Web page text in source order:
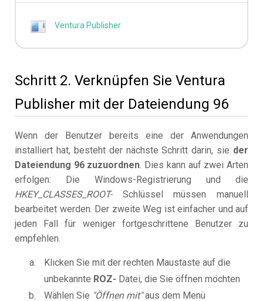
Ventura Publisher
Schritt 2. Verknüpfen Sie Ventura
Publisher mit der Dateiendung 96
Wenn der Benutzer bereits eine der Anwendungen
installiert hat, besteht der nächste Schritt darin, sie der
Dateiendung 96 zuzuordnen. Dies kann auf zwei Arten
erfolgen: Die Windows-Registrierung und die
HKEY_CLASSES_ROOT-Schlüssel müssen manuell
bearbeitet werden. Der zweite Weg ist einfacher und auf
jeden Fall für weniger fortgeschrittene Benutzer zu
empfehlen.
Klicken Sie mit der rechten Maustaste auf die
unbekannte ROZ- Datei, die Sie öffnen möchten
Wählen Sie "Öffnen mit"aus dem Menü